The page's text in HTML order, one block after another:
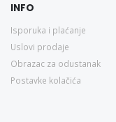
INFO
Isporuka i plaćanje
Uslovi prodaje
Obrazac za odustanak
Postavke kolačića